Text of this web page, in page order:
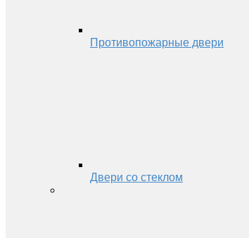
Противопожарные двери
Двери со стеклом